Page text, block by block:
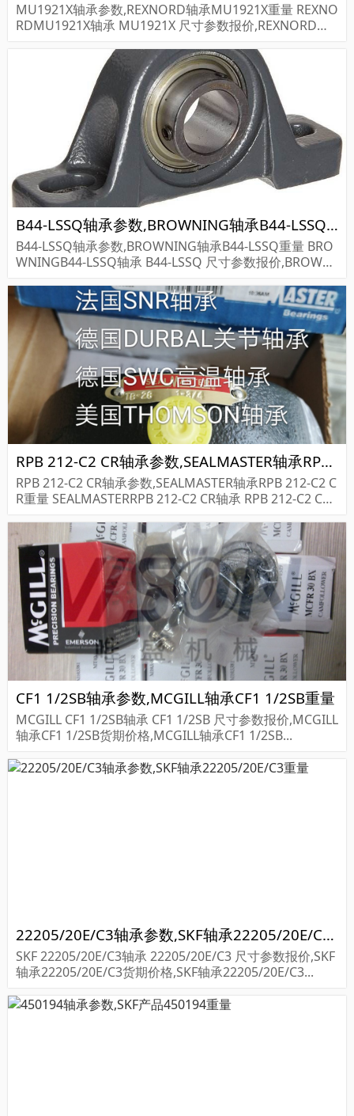
MU1921X轴承参数,REXNORD轴承MU1921X重量 REXNO
RDMU1921X轴承 MU1921X 尺寸参数报价,REXNORD轴
B44-LSSQ轴承参数,BROWNING轴承B44-LSSQ重量
B44-LSSQ轴承参数,BROWNING轴承B44-LSSQ重量 BRO
WNINGB44-LSSQ轴承 B44-LSSQ 尺寸参数报价,BROWNI
RPB 212-C2 CR轴承参数,SEALMASTER轴承RPB 212-C2 CR重量
RPB 212-C2 CR轴承参数,SEALMASTER轴承RPB 212-C2 C
R重量 SEALMASTERRPB 212-C2 CR轴承 RPB 212-C2 CR
CF1 1/2SB轴承参数,MCGILL轴承CF1 1/2SB重量
MCGILL CF1 1/2SB轴承 CF1 1/2SB 尺寸参数报价,MCGILL
轴承CF1 1/2SB货期价格,MCGILL轴承CF1 1/2SB...
22205/20E/C3轴承参数,SKF轴承22205/20E/C3重量
SKF 22205/20E/C3轴承 22205/20E/C3 尺寸参数报价,SKF
轴承22205/20E/C3货期价格,SKF轴承22205/20E/C3...